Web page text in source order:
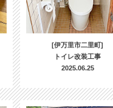
[伊万里市二里町]
トイレ改装工事
2025.06.25